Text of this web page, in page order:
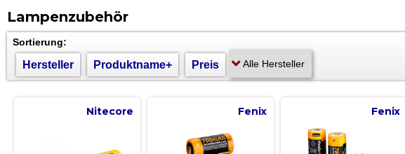
Lampenzubehör
Sortierung:
Hersteller Produktname+ Preis
Nitecore Fenix Fenix